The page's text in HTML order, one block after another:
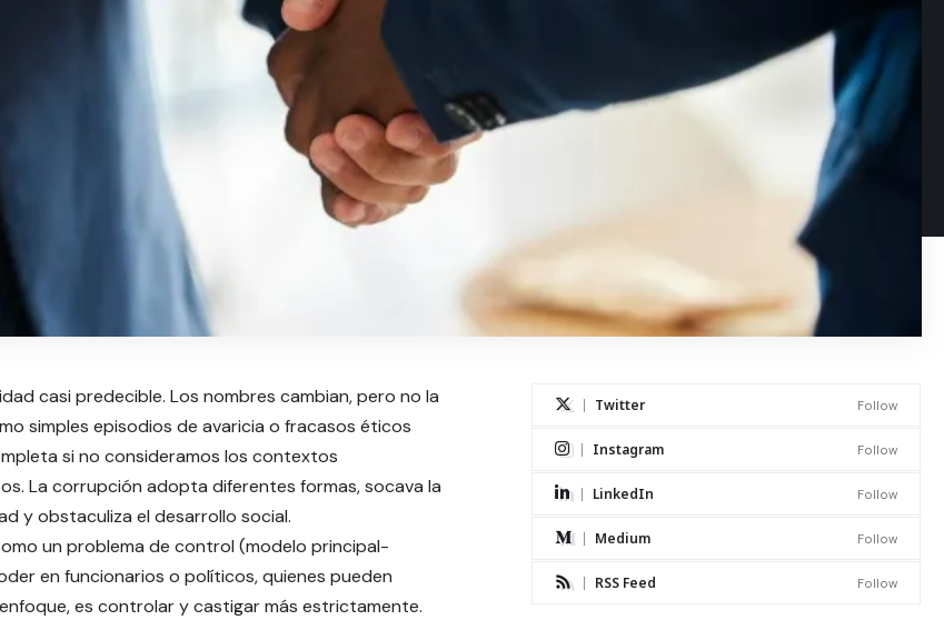
casi predecible. Los nombres cambian, pero no la
simples episodios de avaricia o fracasos éticos
si no consideramos los contextos
La corrupción adopta diferentes formas, socava la
y obstaculiza el desarrollo social.
un problema de control (modelo principal-
en funcionarios o políticos, quienes pueden
es controlar y castigar más estrictamente.
Twitter Follow
Instagram Follow
LinkedIn Follow
Medium Follow
RSS Feed Follow